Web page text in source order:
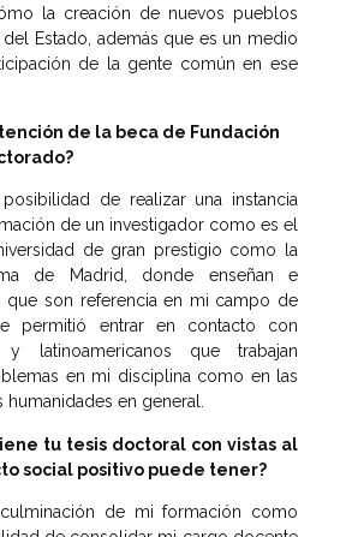
la creación de nuevos pueblos
Estado, además que es un medio
de la gente común en ese
de la beca de Fundación
de realizar una instancia
de un investigador como es el
de gran prestigio como la
de Madrid, donde enseñan e
que son referencia en mi campo de
permitió entrar en contacto con
y latinoamericanos que trabajan
en mi disciplina como en las
en general.
tu tesis doctoral con vistas al
social positivo puede tener?
de mi formación como